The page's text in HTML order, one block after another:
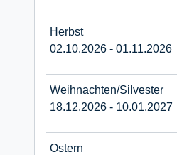
Herbst
02.10.2026 - 01.11.2026
Weihnachten/Silvester
18.12.2026 - 10.01.2027
Ostern